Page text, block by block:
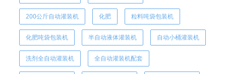
200公斤自动灌装机 化肥 粒料吨袋包装机
化肥吨袋包装机 半自动液体灌装机 自动小桶灌装机
洗剂全自动灌装机 全自动灌装机配套